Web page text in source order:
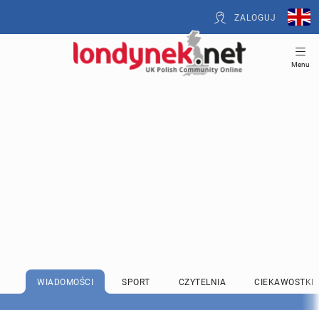
ZALOGUJ
Menu
WIADOMOŚCI SPORT CZYTELNIA CIEKAWOSTKI